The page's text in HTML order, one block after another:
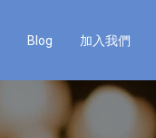
Blog 加入我們